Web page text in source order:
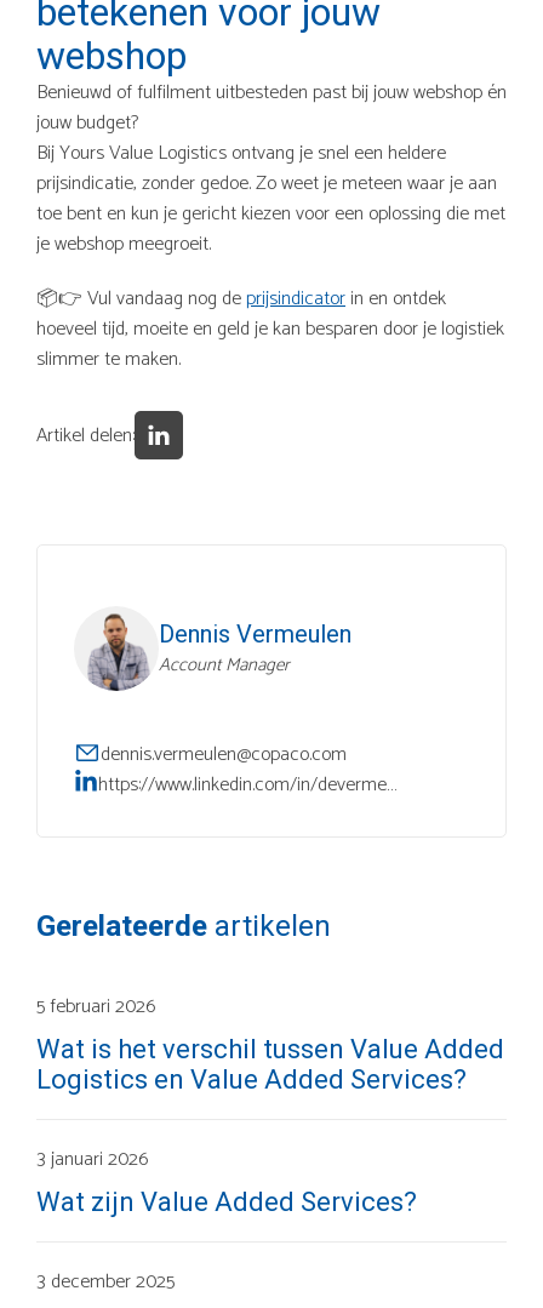
betekenen voor jouw
webshop
Benieuwd of fulfilment uitbesteden past bij jouw webshop én
jouw budget?
Bij Yours Value Logistics ontvang je snel een heldere
prijsindicatie, zonder gedoe. Zo weet je meteen waar je aan
toe bent en kun je gericht kiezen voor een oplossing die met
je webshop meegroeit.
📦👉 Vul vandaag nog deprijsindicatorin en ontdek
hoeveel tijd, moeite en geld je kan besparen door je logistiek
slimmer te maken.
Artikel delen:
Dennis Vermeulen
Account Manager
dennis.vermeulen@copaco.com
https://www.linkedin.com/in/devermeulen/
Gerelateerde artikelen
5 februari 2026
Wat is het verschil tussen Value Added
Logistics en Value Added Services?
3 januari 2026
Wat zijn Value Added Services?
3 december 2025